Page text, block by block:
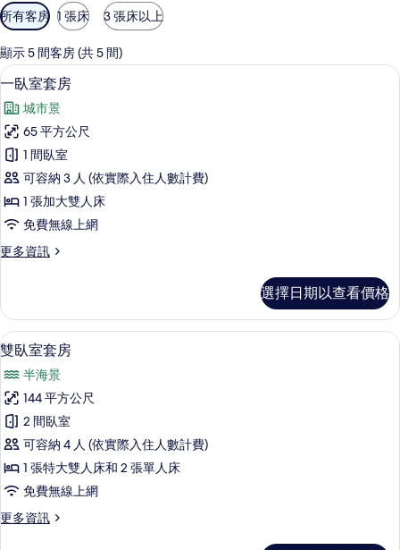
可
用
的
客
房
篩
選
條
件
所有客房 1 張床 3 張床以上
顯示 5 間客房 (共 5 間)
顯
示
一
臥
室
套
房
所
相
片
一臥室套房 | 義大利 Frette 床單、高
13
一臥室套房
城市景
65 平方公尺
1 間臥室
可容納 3 人 (依實際入住人數計費)
1 張加大雙人床
免費無線上網
更多資訊
更
室
套
房
詳
情
選擇日期以查看價格
顯
雙
臥
室
套
房
所
14
雙臥室套房
半海景
144 平方公尺
2 間臥室
可容納 4 人 (依實際入住人數計費)
1 張特大雙人床和 2 張單人床
免費無線上網
更多資訊
更